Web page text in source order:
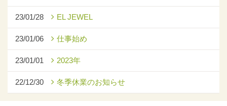
23/01/28 EL JEWEL
23/01/06 仕事始め
23/01/01 2023年
22/12/30 冬季休業のお知らせ